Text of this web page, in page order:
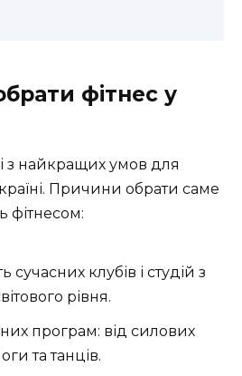
фітнес у
з найкращих умов для
Причини обрати саме
фітнесом:
сучасних клубів і студій з
рівня.
програм: від силових
та танців.